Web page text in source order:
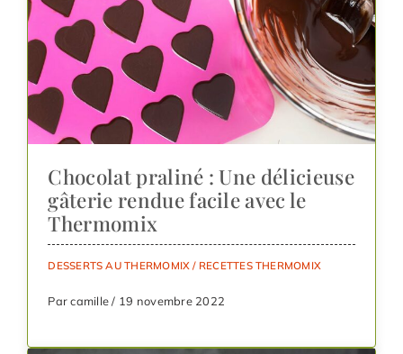
Chocolat praliné : Une délicieuse
gâterie rendue facile avec le
Thermomix
DESSERTS AU THERMOMIX / RECETTES THERMOMIX
Par camille / 19 novembre 2022